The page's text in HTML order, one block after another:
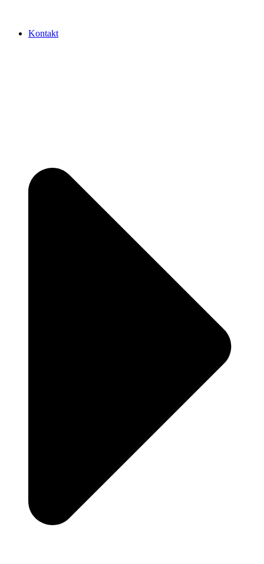
Kontakt